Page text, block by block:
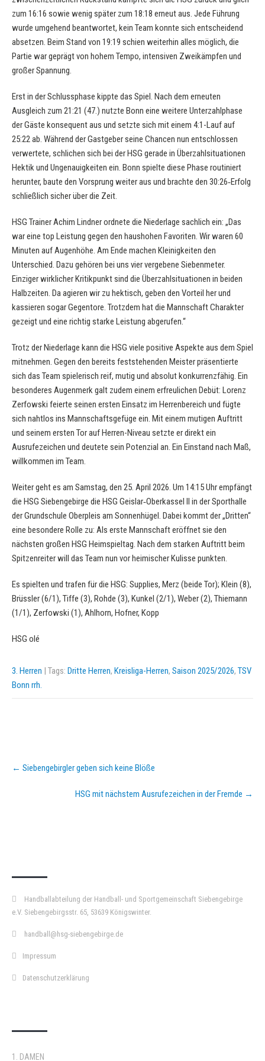
zum 16:16 sowie wenig später zum 18:18 erneut aus. Jede Führung
wurde umgehend beantwortet, kein Team konnte sich entscheidend
absetzen. Beim Stand von 19:19 schien weiterhin alles möglich, die
Partie war geprägt von hohem Tempo, intensiven Zweikämpfen und
großer Spannung.
Erst in der Schlussphase kippte das Spiel. Nach dem erneuten
Ausgleich zum 21:21 (47.) nutzte Bonn eine weitere Unterzahlphase
der Gäste konsequent aus und setzte sich mit einem 4:1-Lauf auf
25:22 ab. Während der Gastgeber seine Chancen nun entschlossen
verwertete, schlichen sich bei der HSG gerade in Überzahlsituationen
Hektik und Ungenauigkeiten ein. Bonn spielte diese Phase routiniert
herunter, baute den Vorsprung weiter aus und brachte den 30:26‑Erfolg
schließlich sicher über die Zeit.
HSG Trainer Achim Lindner ordnete die Niederlage sachlich ein: „Das
war eine top Leistung gegen den haushohen Favoriten. Wir waren 60
Minuten auf Augenhöhe. Am Ende machen Kleinigkeiten den
Unterschied. Dazu gehören bei uns vier vergebene Siebenmeter.
Einziger wirklicher Kritikpunkt sind die Überzahlsituationen in beiden
Halbzeiten. Da agieren wir zu hektisch, geben den Vorteil her und
kassieren sogar Gegentore. Trotzdem hat die Mannschaft Charakter
gezeigt und eine richtig starke Leistung abgerufen.“
Trotz der Niederlage kann die HSG viele positive Aspekte aus dem Spiel
mitnehmen. Gegen den bereits feststehenden Meister präsentierte
sich das Team spielerisch reif, mutig und absolut konkurrenzfähig. Ein
besonderes Augenmerk galt zudem einem erfreulichen Debüt: Lorenz
Zerfowski feierte seinen ersten Einsatz im Herrenbereich und fügte
sich nahtlos ins Mannschaftsgefüge ein. Mit einem mutigen Auftritt
und seinem ersten Tor auf Herren-Niveau setzte er direkt ein
Ausrufezeichen und deutete sein Potenzial an. Ein Einstand nach Maß,
willkommen im Team.
Weiter geht es am Samstag, den 25. April 2026. Um 14:15 Uhr empfängt
die HSG Siebengebirge die HSG Geislar‑Oberkassel II in der Sporthalle
der Grundschule Oberpleis am Sonnenhügel. Dabei kommt der „Dritten“
eine besondere Rolle zu: Als erste Mannschaft eröffnet sie den
nächsten großen HSG Heimspieltag. Nach dem starken Auftritt beim
Spitzenreiter will das Team nun vor heimischer Kulisse punkten.
Es spielten und trafen für die HSG: Supplies, Merz (beide Tor); Klein (8),
Brüssler (6/1), Tiffe (3), Rohde (3), Kunkel (2/1), Weber (2), Thiemann
(1/1), Zerfowski (1), Ahlhorn, Hofner, Kopp
HSG olé
3. Herren | Tags: Dritte Herren, Kreisliga-Herren, Saison 2025/2026, TSV
Bonn rrh.
Post
navigation
← Siebengebirgler geben sich keine Blöße
HSG mit nächstem Ausrufezeichen in der Fremde →
Handballabteilung der Handball- und Sportgemeinschaft Siebengebirge
e.V. Siebengebirgsstr. 65, 53639 Königswinter.
handball@hsg-siebengebirge.de
Impressum
Datenschutzerklärung
1. DAMEN